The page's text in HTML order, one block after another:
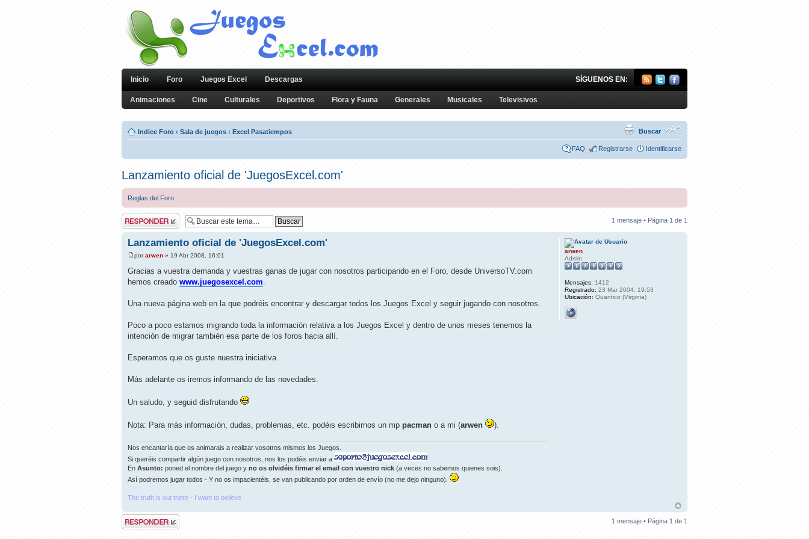
Inicio Foro Juegos Excel Descargas SÍGUENOS EN:
Animaciones Cine Culturales Deportivos Flora y Fauna Generales Musicales Televisivos
Indice Foro ‹ Sala de juegos ‹ Excel Pasatiempos Buscar
FAQ Registrarse Identificarse
Lanzamiento oficial de 'JuegosExcel.com'
Reglas del Foro
Publicar una
respuesta
1 mensaje • Página 1 de 1
Lanzamiento oficial de 'JuegosExcel.com'
porarwen » 19 Abr 2008, 16:01
Gracias a vuestra demanda y vuestras ganas de jugar con nosotros participando en el Foro, desde UniversoTV.com
hemos creado www.juegosexcel.com.
Una nueva página web en la que podréis encontrar y descargar todos los Juegos Excel y seguir jugando con nosotros.
Poco a poco estamos migrando toda la información relativa a los Juegos Excel y dentro de unos meses tenemos la
intención de migrar también esa parte de los foros hacia allí.
Esperamos que os guste nuestra iniciativa.
Más adelante os iremos informando de las novedades.
Un saludo, y seguid disfrutando
Nota: Para más información, dudas, problemas, etc. podéis escribirnos un mp pacman o a mi (arwen ).
Nos encantaría que os animarais a realizar vosotros mismos los Juegos.
Si queréis compartir algún juego con nosotros, nos los podéis enviar a
En Asunto: poned el nombre del juego y no os olvidéis firmar el email con vuestro nick (a veces no sabemos quienes sois).
Así podremos jugar todos - Y no os impacientéis, se van publicando por orden de envío (no me dejo ninguno).
The truth is out there - I want to believe
arwen
Admin
Mensajes: 1412
Registrado: 23 Mar 2004, 19:53
Ubicación: Quantico (Virginia)
Publicar una
respuesta
1 mensaje • Página 1 de 1